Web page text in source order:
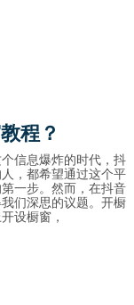
程？
信息爆炸的时代，抖
，都希望通过这个平
一步。然而，在抖音
们深思的议题。开橱
设橱窗，